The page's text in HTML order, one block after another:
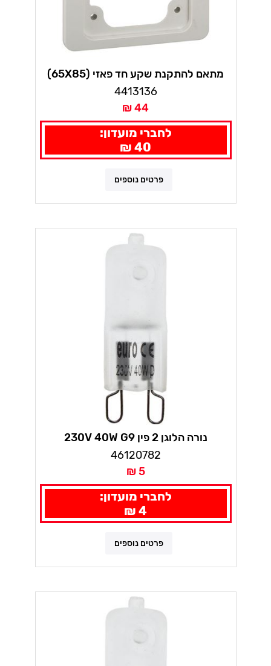
מתאם להתקנת שקע חד פאזי (65X85)
4413136
44 ₪
לחברי מועדון:
40 ₪
פרטים נוספים
נורה הלוגן 2 פין 230V 40W G9
46120782
5 ₪
לחברי מועדון:
4 ₪
פרטים נוספים